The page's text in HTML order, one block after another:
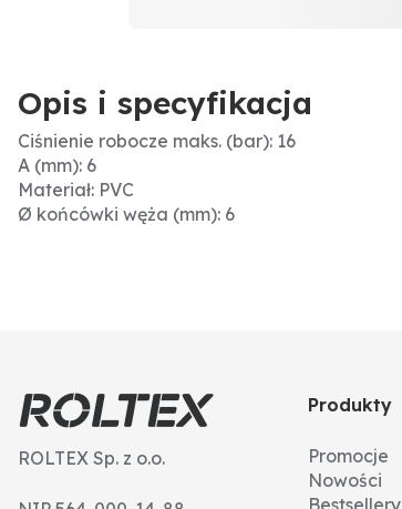
Opis i specyfikacja
Ciśnienie robocze maks. (bar): 16
A (mm): 6
Materiał: PVC
Ø końcówki węża (mm): 6
ROLTEX Sp. z o.o.
Produkty
Promocje
Nowości
Bestsellery